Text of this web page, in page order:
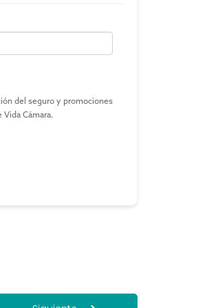
del seguro y promociones
Cámara.